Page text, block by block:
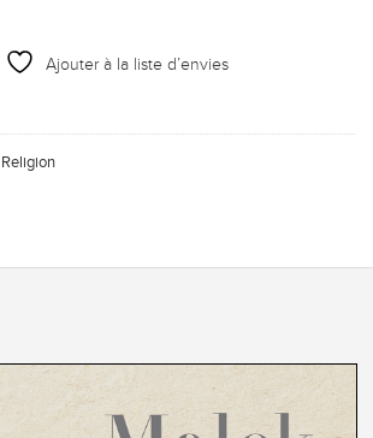
Ajouter à la liste d’envies
Religion